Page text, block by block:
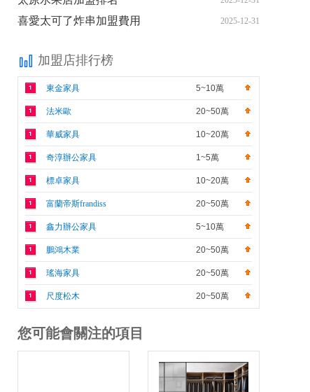
雜后廚不同，大口章魚燒的核心優勢之一就
單。無需烹飪經驗，經過總部系統培訓后，2
人即可輕松經營。這極大降低了人工成本和運
營難度，讓創業者能將更多精力聚焦于服務和
營銷。小空間，大營收：低至8-15㎡的靈活店
型高昂的租金是壓垮許多實體店的一根稻草。
標準創業店僅需8-15平方米。一個外賣窗口、
一個商場檔口或社區街邊小店就能開業，門檻
大幅降低。品牌還提供旗艦形象店、升級產品
店等多種選擇，滿足不同地段和預算的需求。
產品矩陣豐富，打造持續吸引力單一口味難以
留住顧客。大口章魚燒構建了強大的產品矩
陣，確保門店擁有持續的競爭力。其章魚燒系
列不僅包含經典原味，更有芥末、肉松、藤椒
蛤蜊等創意口味，其中鎮店招牌年銷量高達60
肉、烤肉、小龍蝦口味）及特色小吃（魷魚
串、章魚粒串等）和特色飲品（香柚汁、爆汁
檸檬茶等）。多元化的產品線既能提高客單
價，也能滿足不同時段、不同人群的消費需
喜愛太可了炸串加盟費用 2025-12-31
加盟店排行榜
東金家具 5~10萬
法米歐 20~50萬
華威家具 10~20萬
奇淳辦公家具 1~5萬
標卓家具 10~20萬
富蘭帝斯frandiss 20~50萬
鑫力辦公家具 5~10萬
鵬鴻木業 20~50萬
瑤海家具 20~50萬
尺度松木 20~50萬
您可能會關注的項目